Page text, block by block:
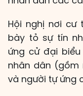
Hội nghị nơi cư
bày tỏ sự tín
ứng cử đại
nhân dân
và người tự ứng